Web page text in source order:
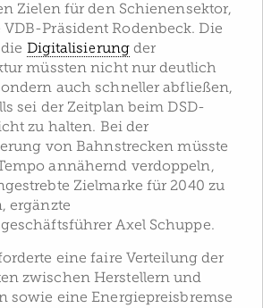
Zielen für den Schienensektor,
Präsident Rodenbeck. Die
Digitalisierung der
müssten nicht nur deutlich
auch schneller abfließen,
sei der Zeitplan beim DSD-
zu halten. Bei der
von Bahnstrecken müsste
annähernd verdoppeln,
Zielmarke für 2040 zu
ergänzte
Axel Schuppe.
eine faire Verteilung der
zwischen Herstellern und
sowie eine Energiepreisbremse